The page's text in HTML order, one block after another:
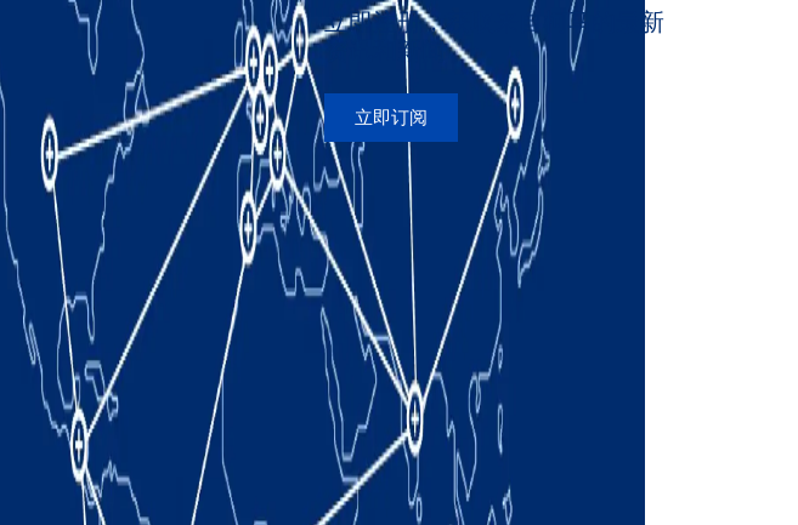
立即注册，获取来自柯马的最新
资讯和新闻
立即订阅